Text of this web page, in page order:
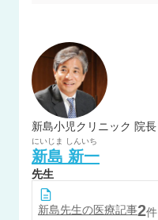
新島小児クリニック 院長
にいじま しんいち
新島 新一
先生
新島先生の医療記事2件